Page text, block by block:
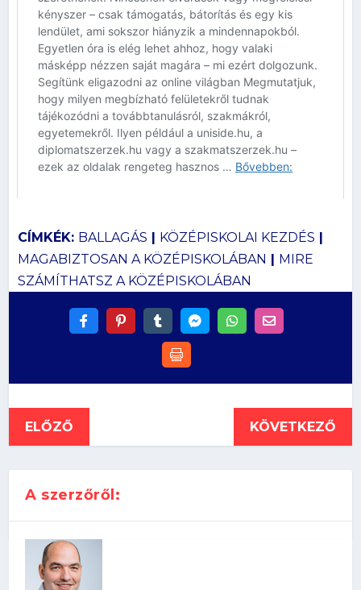
CÍMKÉK: BALLAGÁS | KÖZÉPISKOLAI KEZDÉS |
MAGABIZTOSAN A KÖZÉPISKOLÁBAN | MIRE
SZÁMÍTHATSZ A KÖZÉPISKOLÁBAN
ELŐZŐ KÖVETKEZŐ
A szerzőről: